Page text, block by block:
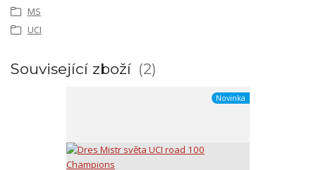
MS
UCI
Související zboží 2
Novinka